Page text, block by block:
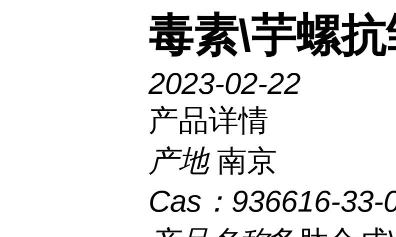
毒素\芋螺
2023-02-22
产品详情
产地 南京
Cas： 936616-33-